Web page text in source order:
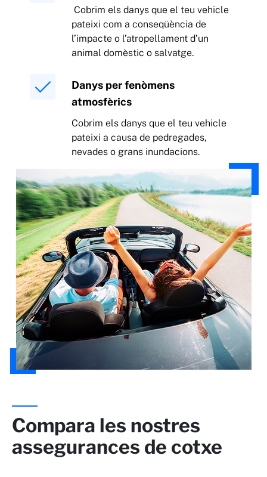
Cobrim els danys que el teu vehicle
pateixi com a conseqüència de
l’impacte o l’atropellament d’un
animal domèstic o salvatge.
Danys per fenòmens
atmosfèrics
Cobrim els danys que el teu vehicle
pateixi a causa de pedregades,
nevades o grans inundacions.
Compara les nostres
assegurances de cotxe